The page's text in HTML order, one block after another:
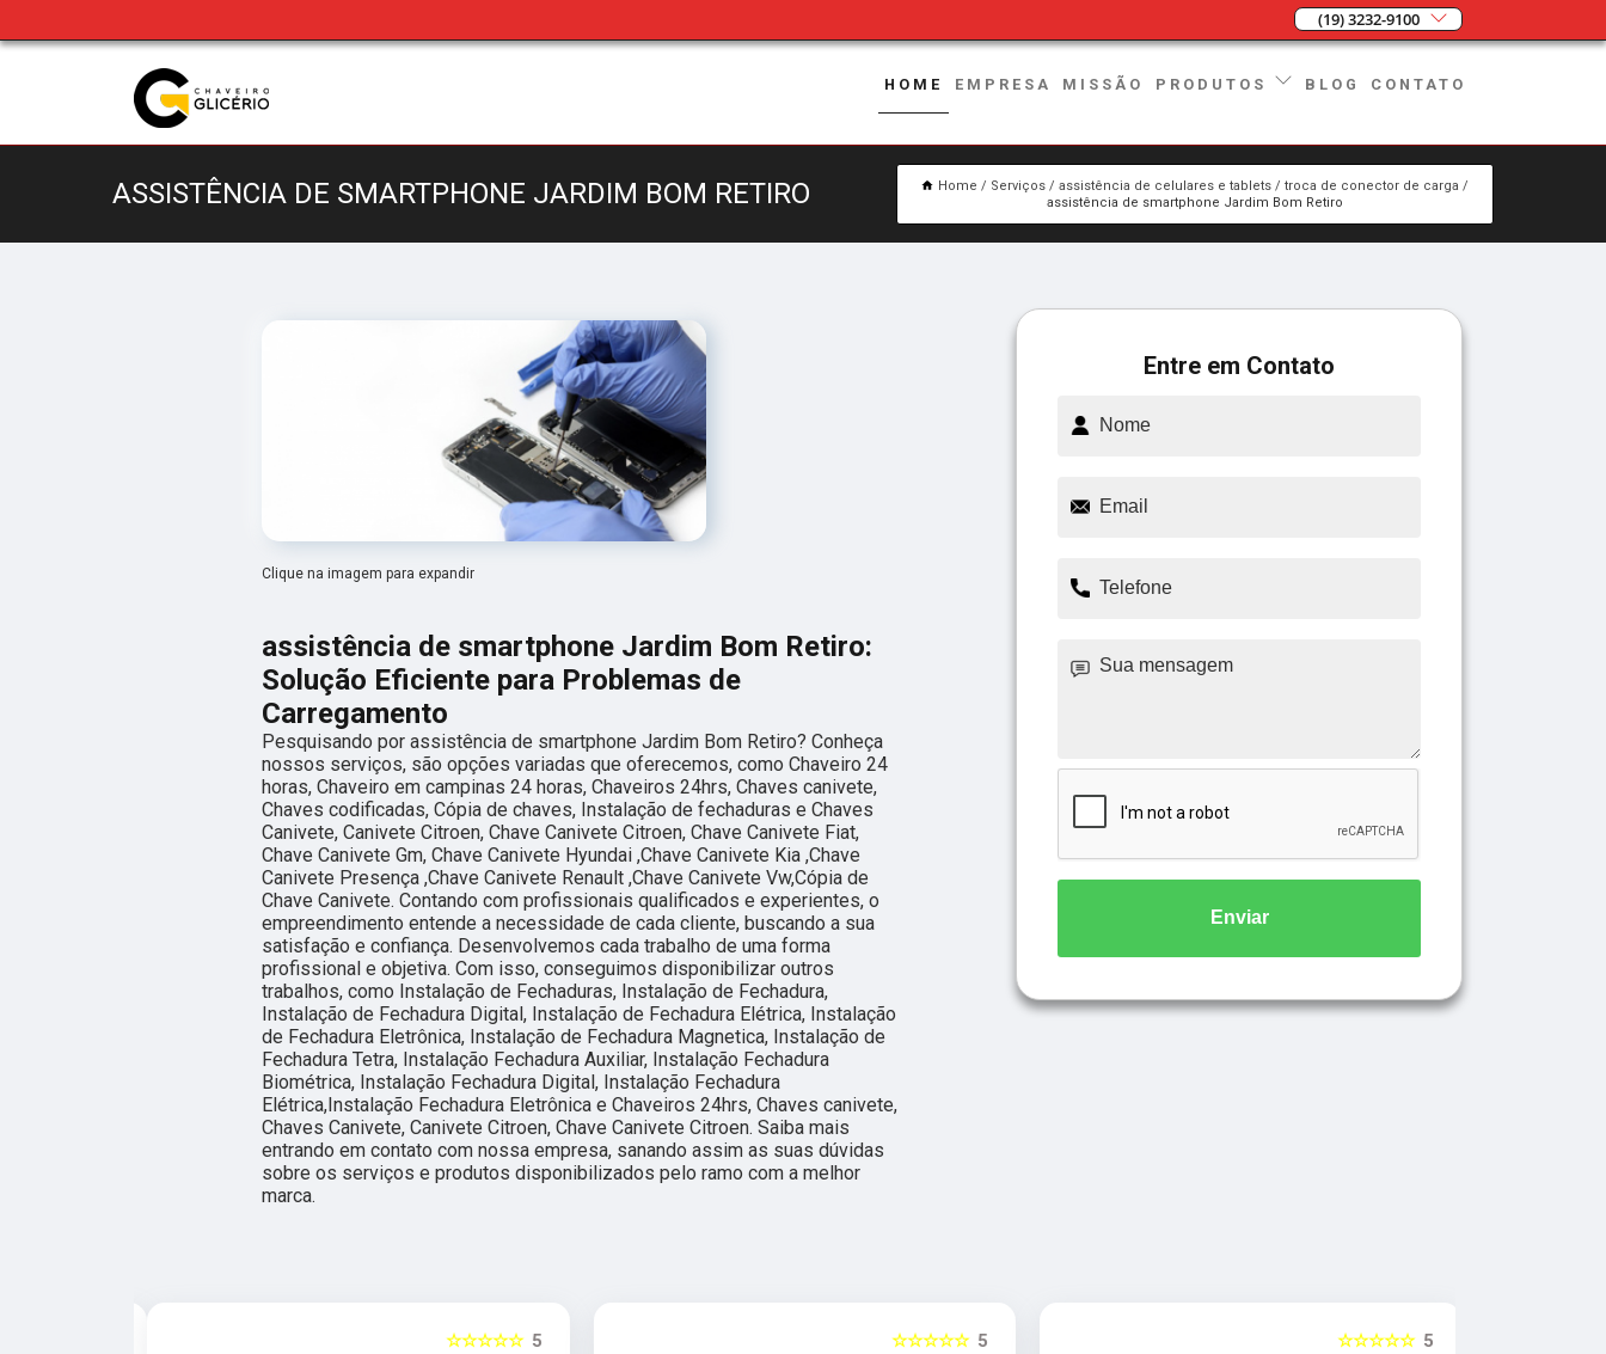
(19) 3232-9100
HOME EMPRESA MISSÃO PRODUTOS BLOG CONTATO
ASSISTÊNCIA DE SMARTPHONE JARDIM BOM RETIRO Home Serviços assistência de celulares e tablets
troca de conector de carga
assistência de smartphone Jardim Bom Retiro
Clique na imagem para expandir
assistência de smartphone Jardim Bom Retiro:
Solução Eficiente para Problemas de
Carregamento
Pesquisando por assistência de smartphone Jardim Bom Retiro? Conheça
nossos serviços, são opções variadas que oferecemos, como Chaveiro 24
horas, Chaveiro em campinas 24 horas, Chaveiros 24hrs, Chaves canivete,
Chaves codificadas, Cópia de chaves, Instalação de fechaduras e Chaves
Canivete, Canivete Citroen, Chave Canivete Citroen, Chave Canivete Fiat,
Chave Canivete Gm, Chave Canivete Hyundai ,Chave Canivete Kia ,Chave
Canivete Presença ,Chave Canivete Renault ,Chave Canivete Vw,Cópia de
Chave Canivete. Contando com profissionais qualificados e experientes, o
empreendimento entende a necessidade de cada cliente, buscando a sua
satisfação e confiança. Desenvolvemos cada trabalho de uma forma
profissional e objetiva. Com isso, conseguimos disponibilizar outros
trabalhos, como Instalação de Fechaduras, Instalação de Fechadura,
Instalação de Fechadura Digital, Instalação de Fechadura Elétrica, Instalação
de Fechadura Eletrônica, Instalação de Fechadura Magnetica, Instalação de
Fechadura Tetra, Instalação Fechadura Auxiliar, Instalação Fechadura
Biométrica, Instalação Fechadura Digital, Instalação Fechadura
Elétrica,Instalação Fechadura Eletrônica e Chaveiros 24hrs, Chaves canivete,
Chaves Canivete, Canivete Citroen, Chave Canivete Citroen. Saiba mais
entrando em contato com nossa empresa, sanando assim as suas dúvidas
sobre os serviços e produtos disponibilizados pelo ramo com a melhor
marca.
Entre em Contato
Enviar
5
☆☆☆☆☆ 5
☆☆☆☆☆ 5
☆☆☆☆☆